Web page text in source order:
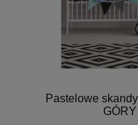
Pastelowe